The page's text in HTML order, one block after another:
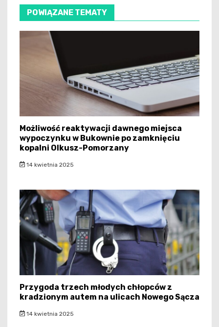
POWIĄZANE TEMATY
Możliwość reaktywacji dawnego miejsca
wypoczynku w Bukownie po zamknięciu
kopalni Olkusz-Pomorzany
14 kwietnia 2025
Przygoda trzech młodych chłopców z
kradzionym autem na ulicach Nowego Sącza
14 kwietnia 2025